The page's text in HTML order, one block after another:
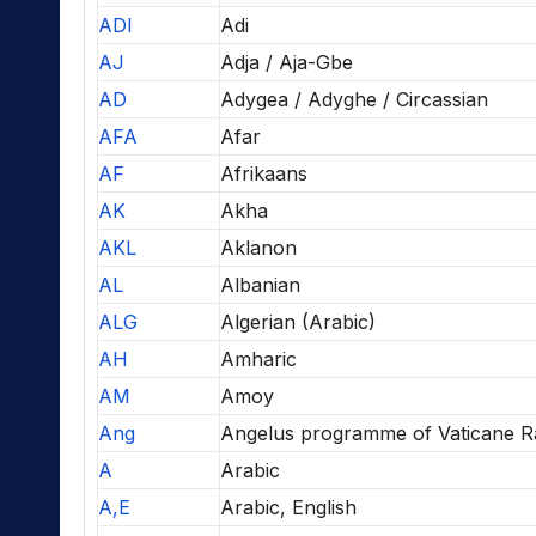
ADI
Adi
AJ
Adja / Aja-Gbe
AD
Adygea / Adyghe / Circassian
AFA
Afar
AF
Afrikaans
AK
Akha
AKL
Aklanon
AL
Albanian
ALG
Algerian (Arabic)
AH
Amharic
AM
Amoy
Ang
Angelus programme of Vaticane
A
Arabic
A,E
Arabic, English